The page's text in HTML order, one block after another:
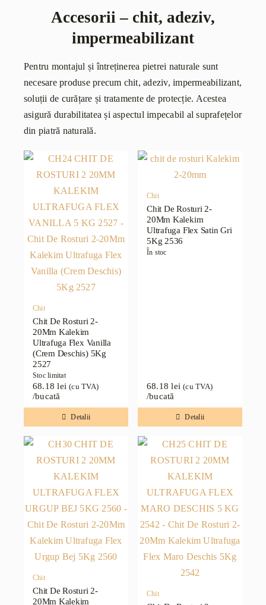
Accesorii – chit, adeziv,
impermeabilizant
Pentru montajul și întreținerea pietrei naturale sunt
necesare produse precum chit, adeziv, impermeabilizant,
soluții de curățare și tratamente de protecție. Acestea
asigură durabilitatea și aspectul impecabil al suprafețelor
din piatră naturală.
Chit
Chit De Rosturi 2-
20Mm Kalekim
Ultrafuga Flex Vanilla
(Crem Deschis) 5Kg
2527
Stoc limitat
68.18lei (cu TVA)
/bucată
Detalii
Chit
Chit De Rosturi 2-
20Mm Kalekim
Ultrafuga Flex Satin Gri
5Kg 2536
În stoc
68.18lei (cu TVA)
/bucată
Detalii
Chit
Chit De Rosturi 2-
20Mm Kalekim
Chit